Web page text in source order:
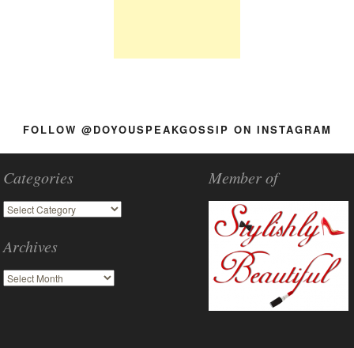
FOLLOW @DOYOUSPEAKGOSSIP ON INSTAGRAM
Categories
Archives
Member of